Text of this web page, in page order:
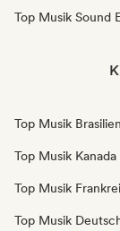
Top Musik Sound
Top Musik Brasilien
Top Musik Kanada
Top Musik
Top Musik